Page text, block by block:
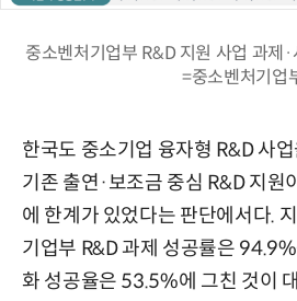
중소벤처기업부 R&D 지원 사업 과제
=중소벤처기업
한국도 중소기업 융자형 R&D 사
기존 출연·보조금 중심 R&D 지원
에 한계가 있었다는 판단에서다.
기업부 R&D 과제 성공률은
화 성공율은 53.5%에 그친 것이